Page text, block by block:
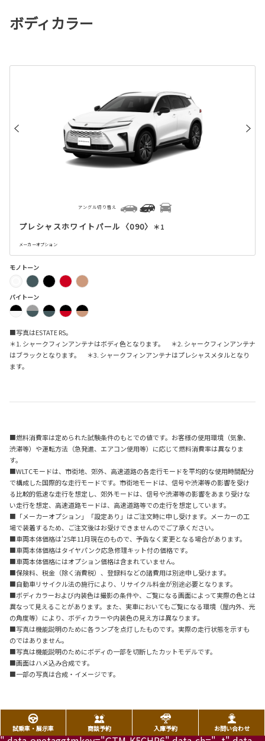
ボディカラー
プレシャスホワイトパール〈090〉 ＊1
メーカーオプション
アングル切り替え
モノトーン
バイトーン
■写真はESTATE RS。
＊1. シャークフィンアンテナはボディ色となります。 ＊2. シャークフィンアンテナ
はブラックとなります。 ＊3. シャークフィンアンテナはプレシャスメタルとなり
ます。
■燃料消費率は定められた試験条件のもとでの値です。お客様の使用環境（気象、
渋滞等）や運転方法（急発進、エアコン使用等）に応じて燃料消費率は異なりま
す。
■WLTCモードは、市街地、郊外、高速道路の各走行モードを平均的な使用時間配分
で構成した国際的な走行モードです。市街地モードは、信号や渋滞等の影響を受け
る比較的低速な走行を想定し、郊外モードは、信号や渋滞等の影響をあまり受けな
い走行を想定、高速道路モードは、高速道路等での走行を想定しています。
■「メーカーオプション」「設定あり」はご注文時に申し受けます。メーカーの工
場で装着するため、ご注文後はお受けできませんのでご了承ください。
■車両本体価格は'25年11月現在のもので、予告なく変更となる場合があります。
■車両本体価格はタイヤパンク応急修理キット付の価格です。
■車両本体価格にはオプション価格は含まれていません。
■保険料、税金（除く消費税）、登録料などの諸費用は別途申し受けます。
■自動車リサイクル法の施行により、リサイクル料金が別途必要となります。
■ボディカラーおよび内装色は撮影の条件や、ご覧になる画面によって実際の色とは
異なって見えることがあります。また、実車においてもご覧になる環境（屋内外、光
の角度等）により、ボディカラーや内装色の見え方は異なります。
■写真は機能説明のために各ランプを点灯したものです。実際の走行状態を示すも
のではありません。
■写真は機能説明のためにボディの一部を切断したカットモデルです。
■画面はハメ込み合成です。
■一部の写真は合成・イメージです。
試乗車・展示車 商談予約 入庫予約 お問い合わせ